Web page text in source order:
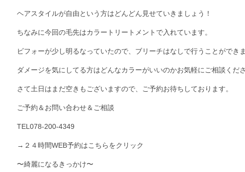
ヘアスタイルが自由という方はどんどん見せていきましょう！
ちなみに今回の毛先はカラートリートメントで入れています。
ビフォーが少し明るなっていたので、ブリーチはなしで行うことができま
ダメージを気にしてる方はどんなカラーがいいのかお気軽にご相談くだ
さて土日はまだ空きもございますので、ご予約お待ちしております。
ご予約＆お問い合わせ＆ご相談
TEL078-200-4349
→２４時間WEB予約はこちらをクリック
〜綺麗になるきっかけ〜